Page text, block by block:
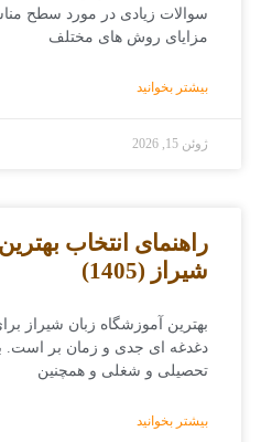
سوالات زیادی در مورد سطح
مزایای روش‌ های مختلف
بیشتر بخوانید
ژوئن 15, 2026
راهنمای انتخاب
شیراز (1405)
بهترین آموزشگاه زبان شیراز
دغدغه‌ ای جدی و زمان ‌بر است.
تحصیلی و شغلی و همچنین
بیشتر بخوانید